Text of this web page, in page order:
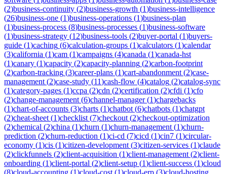
(2)business-continuity (2)business-growth (1)business-intelligence
(26)business-one (1)business-operations (1)business-plan
(1)business-process (8)business-processes (1)business-software
(1)business-strategy (12)business-tools (2)buyer-portal (1)buyers-
guide (1)caching (6)calculation-groups (1)calculators (1)calendar
(3)california (1)cam (1)campaigns (4)canada (1)canada-hst
(1)canary (1)capacity (2)capacity-planning (2)carbon-footprint
(2)carbon-tracking (3)career-plans (1)cart-abandonment (2)case-
management (2)case-study (11)cash-flow (4)catalog (2)catalog-sync
(1)category-pages (1)ccpa (2)cdn (2)certification (2)cfdi (1)cfo
(2)change-management (6)channel-manager(1)chargebacks
(1)chart-of-accounts (3)charts (1)chatbot (6)chatbots (1)chatgpt
(2)cheat-sheet (1)checklist (7)checkout (2)checkout-optimization
(2)chemical (2)china (1)churn (1)churn-management (1)churn-
prediction (2)churn-reduction (1)ci-cd (7)cicd (1)cin7 (1)circular-
economy (1)cis (1)citizen-development (3)citizen-services (1)claude
(2)clickfunnels (2)client-acquisition (1)client-management (2)client-
onboarding (1)client-portal (2)client-setup (1)client-success (1)cloud
(8)cloud-accounting (1)cloud-cost (1)cloud-erp (3)cloud-hosting